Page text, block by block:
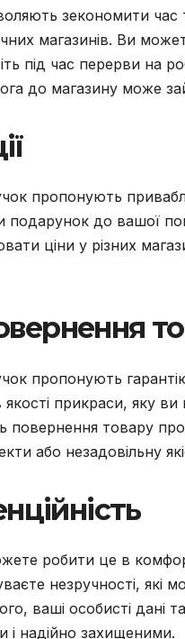
зекономити час
магазинів. Ви
під час перерви на
до магазину може
пропонують
до вашої
ціни у різних
пропонують
прикраси, яку ви
повернення товару
або незадовільну
робити це в
незручності, які
ваші особисті дані
і надійно захищеними.